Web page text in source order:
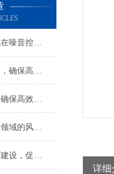
插入式风机与轴流风机在噪音控制上有何差异？
环保风机维护保养指南，确保高效稳定运行
环保风机的维护保养：确保高效运行的关键
引风机与鼓风机：工业领域的风动双子星
环保风机助力绿色工厂建设，促进节能减排
详细